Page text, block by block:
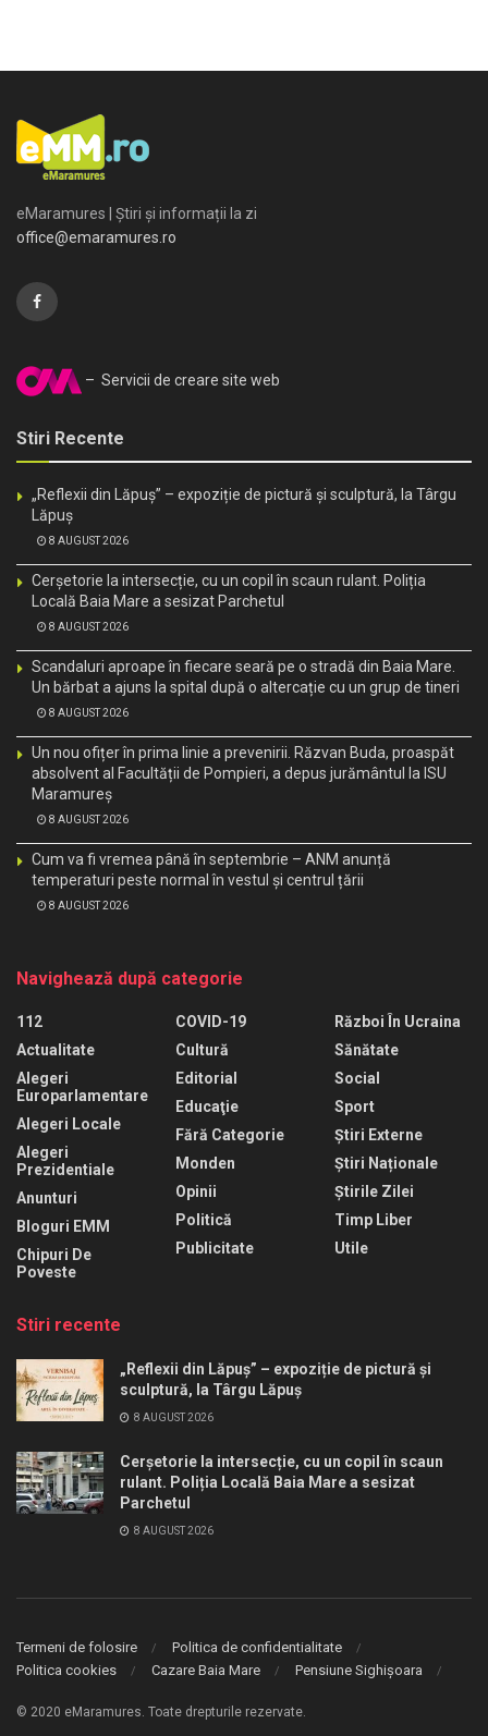
eMaramures | Știri și informații la zi
office@emaramures.ro
– Servicii de creare site web
Stiri Recente
„Reflexii din Lăpuș” – expoziție de pictură și sculptură, la Târgu
Lăpuș
8 AUGUST 2026
Cerșetorie la intersecție, cu un copil în scaun rulant. Poliția
Locală Baia Mare a sesizat Parchetul
8 AUGUST 2026
Scandaluri aproape în fiecare seară pe o stradă din Baia Mare.
Un bărbat a ajuns la spital după o altercație cu un grup de tineri
8 AUGUST 2026
Un nou ofițer în prima linie a prevenirii. Răzvan Buda, proaspăt
absolvent al Facultății de Pompieri, a depus jurământul la ISU
Maramureș
8 AUGUST 2026
Cum va fi vremea până în septembrie – ANM anunță
temperaturi peste normal în vestul și centrul țării
8 AUGUST 2026
Navighează după categorie
112
Actualitate
Alegeri
Europarlamentare
Alegeri Locale
Alegeri
Prezidentiale
Anunturi
Bloguri EMM
Chipuri De
Poveste
COVID-19
Cultură
Editorial
Educaţie
Fără Categorie
Monden
Opinii
Politică
Publicitate
Război În Ucraina
Sănătate
Social
Sport
Știri Externe
Știri Naționale
Știrile Zilei
Timp Liber
Utile
Stiri recente
„Reflexii din Lăpuș” – expoziție de pictură și
sculptură, la Târgu Lăpuș
8 AUGUST 2026
Cerșetorie la intersecție, cu un copil în scaun
rulant. Poliția Locală Baia Mare a sesizat
Parchetul
8 AUGUST 2026
Termeni de folosire
Politica de confidentialitate
Politica cookies
Cazare Baia Mare Pensiune Sighișoara
© 2020 eMaramures. Toate drepturile rezervate.